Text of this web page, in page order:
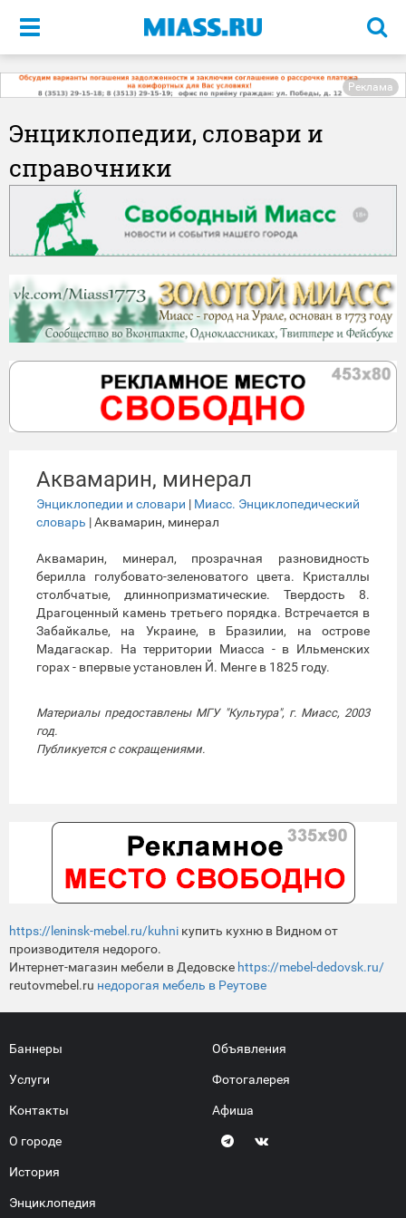
Меню
Реклама
Энциклопедии, словари и
справочники
Аквамарин, минерал
Энциклопедии и словари | Миасс. Энциклопедический
словарь | Аквамарин, минерал
Аквамарин, минерал, прозрачная разновидность
берилла голубовато-зеленоватого цвета. Кристаллы
столбчатые, длиннопризматические. Твердость 8.
Драгоценный камень третьего порядка. Встречается в
Забайкалье, на Украине, в Бразилии, на острове
Мадагаскар. На территории Миасса - в Ильменских
горах - впервые установлен Й. Менге в 1825 году.
Материалы предоставлены МГУ "Культура", г. Миасс, 2003
год.
Публикуется с сокращениями.
https://leninsk-mebel.ru/kuhni купить кухню в Видном от
производителя недорого.
Интернет-магазин мебели в Дедовске https://mebel-dedovsk.ru/
reutovmebel.ru недорогая мебель в Реутове
Баннеры
Услуги
Контакты
О городе
История
Энциклопедия
Объявления
Фотогалерея
Афиша